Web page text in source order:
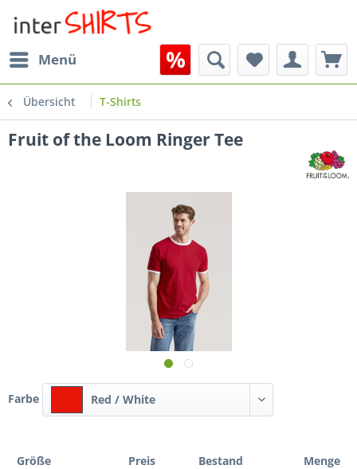
Menü
Übersicht T-Shirts
Fruit of the Loom Ringer Tee
Farbe Red / White
Größe Preis Bestand Menge